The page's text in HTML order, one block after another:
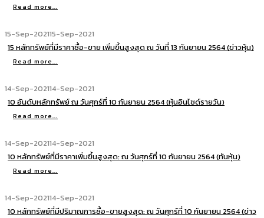
Read more...
15-Sep-202115-Sep-2021
15 หลักทรัพย์ที่มีราคาซื้อ-ขาย เพิ่มขึ้นสูงสุด ณ วันที่ 13 กันยายน 2564 (ข่าวหุ้น)
Read more...
14-Sep-202114-Sep-2021
10 อันดับหลักทรัพย์ ณ วันศุกร์ที่ 10 กันยายน 2564 (หุ้นอินไซด์รายวัน)
Read more...
14-Sep-202114-Sep-2021
10 หลักทรัพย์ที่มีราคาเพิ่มขึ้นสูงสุด: ณ วันศุกร์ที่ 10 กันยายน 2564 (ทันหุ้น)
Read more...
14-Sep-202114-Sep-2021
10 หลักทรัพย์ที่มีปริมาณการซื้อ-ขายสูงสุด: ณ วันศุกร์ที่ 10 กันยายน 2564 (ข่าว